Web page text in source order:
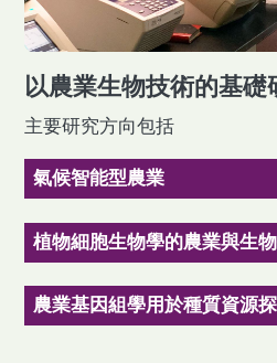
以農業生物技術的基礎
主要研究方向包括
氣候智能型農業
植物細胞生物學的農業與生
農業基因組學用於種質資源